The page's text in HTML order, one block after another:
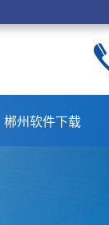
郴州软件下载